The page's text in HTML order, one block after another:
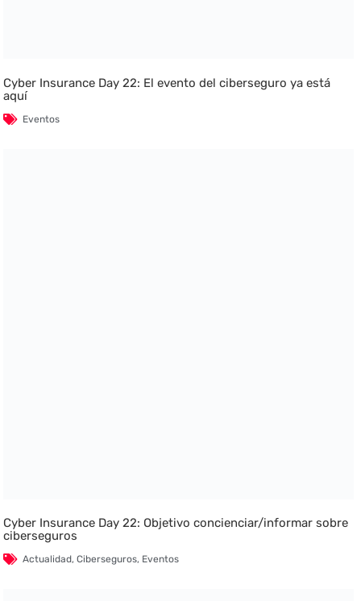
Cyber Insurance Day 22: El evento del ciberseguro ya está
aquí
Eventos
Cyber Insurance Day 22: Objetivo concienciar/informar sobre
ciberseguros
Actualidad,Ciberseguros, Eventos